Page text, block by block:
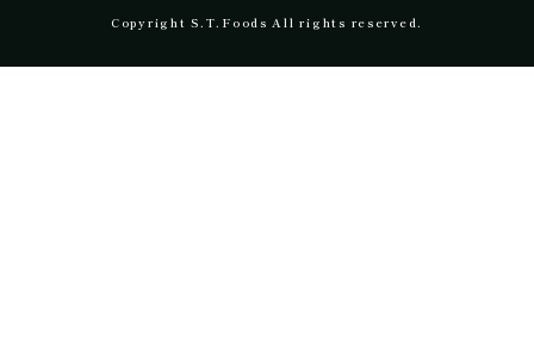
Copyright S.T.Foods All rights reserved.